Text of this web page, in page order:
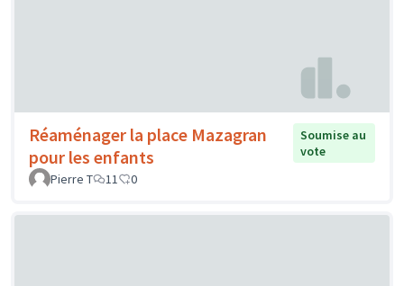
Réaménager la place Mazagran
pour les enfants
Soumise au
vote
Pierre T
11 0